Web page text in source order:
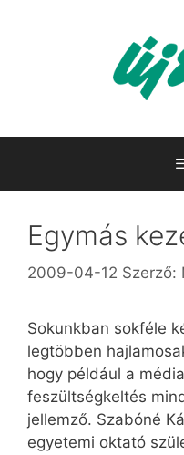
Egymás
2009-04-12 Szerző:
Sokunkban sokféle
legtöbben
hogy például a
feszültségkeltés
jellemző. Szabóné
egyetemi oktató